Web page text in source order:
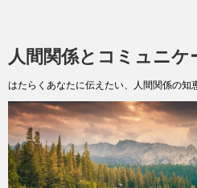
人間関係とコミュニケ
はたらくあなたに伝えたい、人間関係の知